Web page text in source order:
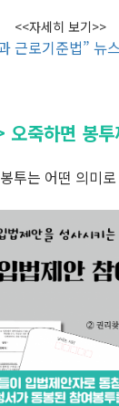
<<자세히 보기>>
근로기준법” 뉴
오죽하면 봉투
투는 어떤 의미